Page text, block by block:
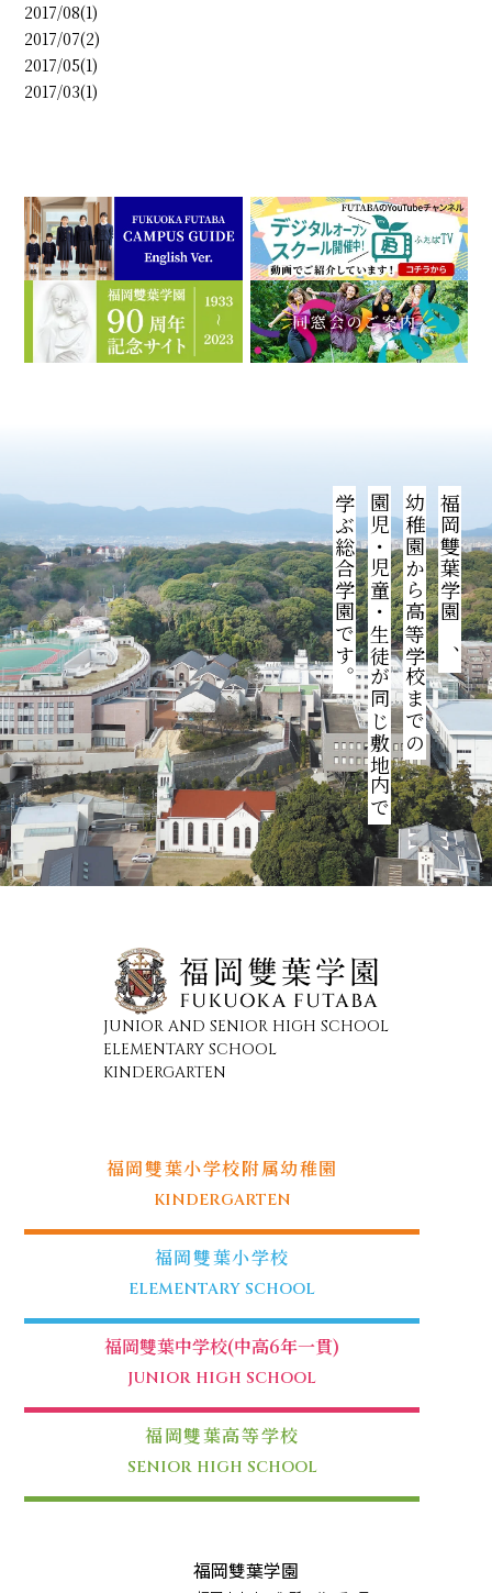
2017/08(1)
2017/07(2)
2017/05(1)
2017/03(1)
福岡雙葉学園は、
幼稚園から高等学校までの
園児・児童・生徒が同じ敷地内で
学ぶ総合学園です。
JUNIOR AND SENIOR HIGH SCHOOL
ELEMENTARY SCHOOL
KINDERGARTEN
福岡雙葉小学校附属幼稚園
KINDERGARTEN
福岡雙葉小学校
ELEMENTARY SCHOOL
福岡雙葉中学校(中高6年一貫)
JUNIOR HIGH SCHOOL
福岡雙葉高等学校
SENIOR HIGH SCHOOL
福岡雙葉学園